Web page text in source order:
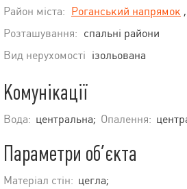
Район міста: Роганський напрямок ,
Розташування: спальні райони
Вид нерухомості ізольована
Комунікації
Вода: центральна; Опалення:
Параметри об’єкта
Матеріал стін: цегла;